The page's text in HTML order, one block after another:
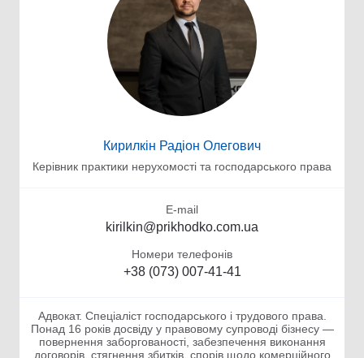
Кирилкін Радіон Олегович
Керівник практики нерухомості та господарського права
E-mail
kirilkin@prikhodko.com.ua
Номери телефонів
+38 (073) 007-41-41
Адвокат. Спеціаліст господарського і трудового права.
Понад 16 років досвіду у правовому супроводі бізнесу —
повернення заборгованості, забезпечення виконання
договорів, стягнення збитків, спорів щодо комерційного